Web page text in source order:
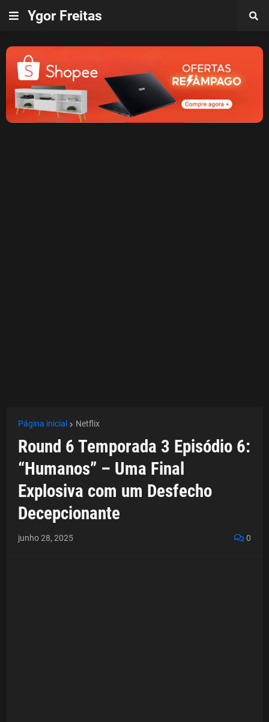
Ygor Freitas
Página inicial Netflix
Round 6 Temporada 3 Episódio 6:
“Humanos” – Uma Final
Explosiva com um Desfecho
Decepcionante
junho 28, 2025 0